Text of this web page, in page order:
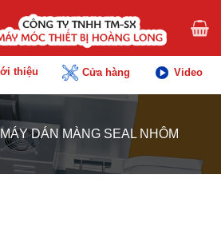
thiệu Cửa hàng Video
MÁY DÁN MÀNG SEAL NHÔM